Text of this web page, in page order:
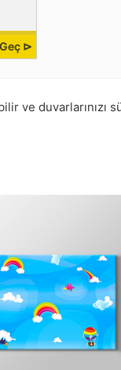
Geç ⊳
ve duvarlarınızı